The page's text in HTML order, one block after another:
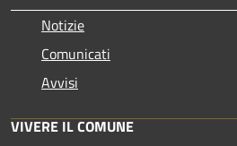
Notizie
Comunicati
Avvisi
VIVERE IL COMUNE